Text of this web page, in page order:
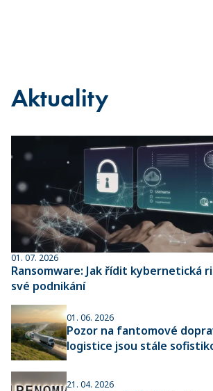
Aktuality
01. 07. 2026
Ransomware: Jak řídit kybernetická
své podnikání
01. 06. 2026
Pozor na fantomové
logistice jsou stále
21. 04. 2026